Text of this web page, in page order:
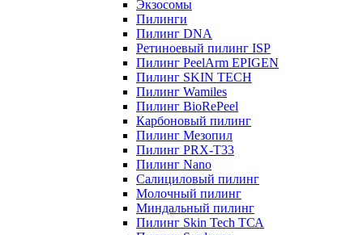
Экзосомы
Пилинги
Пилинг DNA
Ретиноевый пилинг ISP
Пилинг PeelArm EPIGEN
Пилинг SKIN TECH
Пилинг Wamiles
Пилинг BioRePeel
Карбоновый пилинг
Пилинг Мезопил
Пилинг PRX-T33
Пилинг Nano
Салициловый пилинг
Молочный пилинг
Миндальный пилинг
Пилинг Skin Tech ТСА